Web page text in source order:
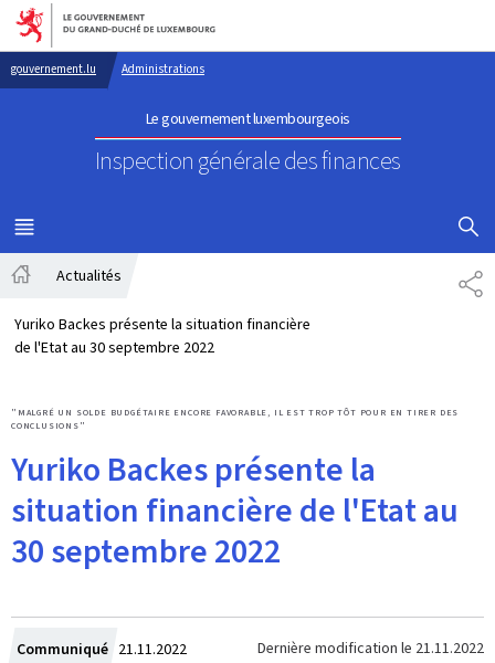
Aller au menu principal
Aller au contenu
gouvernement.lu Administrations
Le gouvernement luxembourgeois
Inspection générale des finances
MENU
PRINCIPAL
Actualités
Yuriko Backes présente la situation financière
de l'Etat au 30 septembre 2022
Yuriko Backes présente la
situation financière de l'Etat au
30 septembre 2022
"MALGRÉ UN SOLDE BUDGÉTAIRE ENCORE FAVORABLE, IL EST TROP TÔT POUR EN TIRER DES
CONCLUSIONS"
Communiqué Crée
21.11.2022 Dernière modification le 21.11.2022